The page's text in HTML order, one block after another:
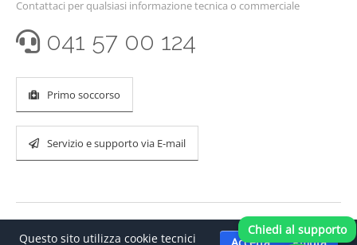
Contattaci per qualsiasi informazione tecnica o commerciale
041 57 00 124
Primo soccorso
Servizio e supporto via E-mail
Questo sito utilizza cookie tecnici
Chiedi al supporto